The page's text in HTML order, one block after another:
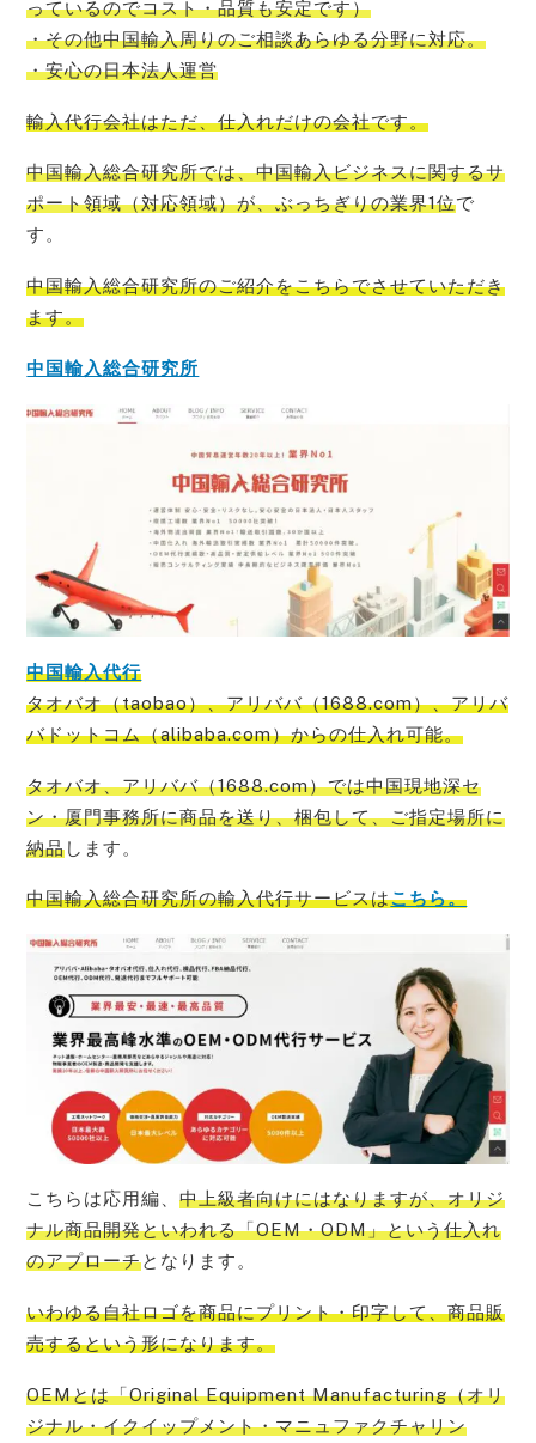
っているのでコスト・品質も安定です）
・その他中国輸入周りのご相談あらゆる分野に対応。
・安心の日本法人運営
輸入代行会社はただ、仕入れだけの会社です。
中国輸入総合研究所では、中国輸入ビジネスに関するサ
ポート領域（対応領域）が、ぶっちぎりの業界1位で
す。
中国輸入総合研究所のご紹介をこちらでさせていただき
ます。
中国輸入総合研究所
中国輸入代行
タオバオ（taobao）、アリババ（1688.com）、アリバ
バドットコム（alibaba.com）からの仕入れ可能。
タオバオ、アリババ（1688.com）では中国現地深セ
ン・厦門事務所に商品を送り、梱包して、ご指定場所に
納品します。
中国輸入総合研究所の輸入代行サービスはこちら。
こちらは応用編、中上級者向けにはなりますが、オリジ
ナル商品開発といわれる「OEM・ODM」という仕入れ
のアプローチとなります。
いわゆる自社ロゴを商品にプリント・印字して、商品販
売するという形になります。
OEMとは「Original Equipment Manufacturing（オリ
ジナル・イクイップメント・マニュファクチャリン